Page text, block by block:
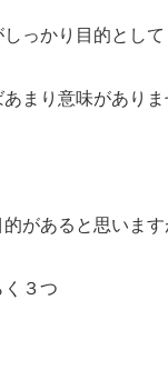
っかり目的として
まり意味がありま
的があると思いま
３つ